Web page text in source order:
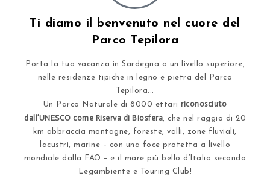
Ti diamo il benvenuto nel cuore del
Parco Tepilora
Porta la tua vacanza in Sardegna a un livello superiore,
nelle residenze tipiche in legno e pietra del Parco
Tepilora...
Un Parco Naturale di 8000 ettaririconosciuto
dall’UNESCO come Riserva di Biosfera , che nel raggio di 20
km abbraccia montagne, foreste, valli, zone fluviali,
lacustri, marine – con una foce protetta a livello
mondiale dalla FAO – e il mare più bello d’Italia secondo
Legambiente e Touring Club!